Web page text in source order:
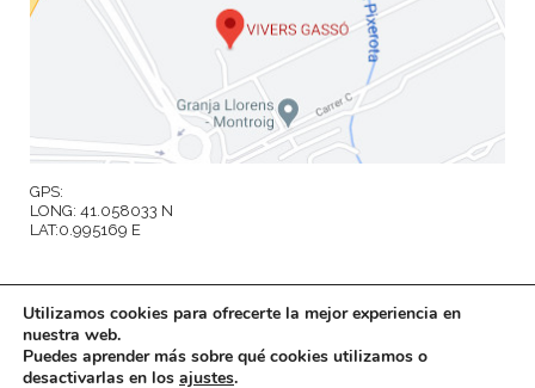
GPS:
LONG: 41.058033 N
LAT:0.995169 E
©VIVERS GASSÓ, 2020 /Aviso legal|Política de privacidad|
Utilizamos cookies para ofrecerte la mejor experiencia en
nuestra web.
Puedes aprender más sobre qué cookies utilizamos o
desactivarlas en los ajustes.